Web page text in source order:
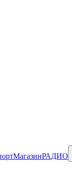
МагазинРАДИО